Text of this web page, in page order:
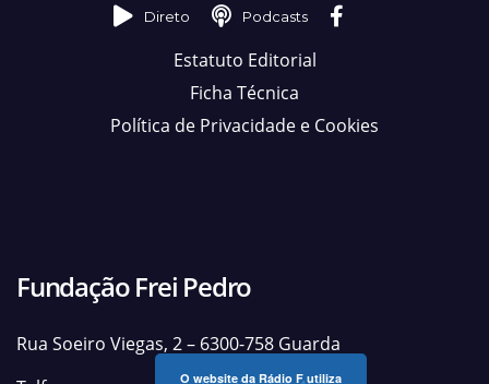
Direto Podcasts
Estatuto Editorial
Ficha Técnica
Política de Privacidade e Cookies
Fundação Frei Pedro
Rua Soeiro Viegas, 2 – 6300-758 Guarda
O website da Rádio F utiliza